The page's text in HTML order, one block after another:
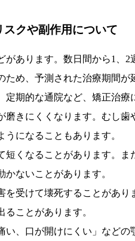
クや副作用について
あります。数日間から1、2
め、予測された治療期間が
期的な通院など、矯正治
きにくくなります。むし
になることもあります。
くなることがあります。ま
ないことがあります。
受けて壊死することがあり
ことがあります。
、口が開けにくい」などの